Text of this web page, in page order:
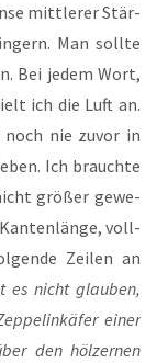
mitt­le­rer Stär­
Man soll­te
Bei jedem Wort,
ich die Luft an.
nie zuvor in
Ich brauch­te
grö­ßer gewe­
Kan­ten­län­ge, voll­
Zei­len an
es nicht glau­ben,
einer
den höl­zer­nen